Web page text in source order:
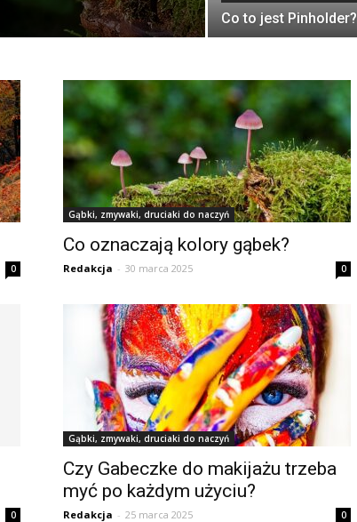
Co to jest Pinholder?
0
Gąbki, zmywaki, druciaki do naczyń
Co oznaczają kolory gąbek?
Redakcja - 30 marca 2025 0
0
Gąbki, zmywaki, druciaki do naczyń
Czy Gabeczke do makijażu trzeba
myć po każdym użyciu?
Redakcja - 25 marca 2025 0